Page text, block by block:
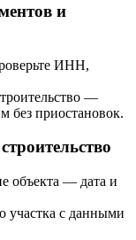
и
ИНН,
—
без приостановок.
объекта — дата и
участка с данными